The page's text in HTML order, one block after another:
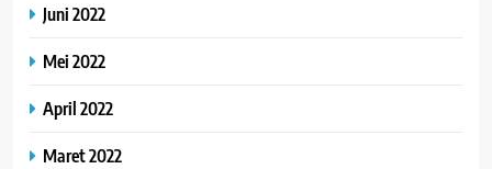
Juni 2022
Mei 2022
April 2022
Maret 2022